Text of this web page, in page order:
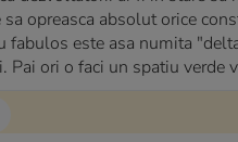
opreasca absolut orice
fabulos este asa numita
Pai ori o faci un spatiu verde